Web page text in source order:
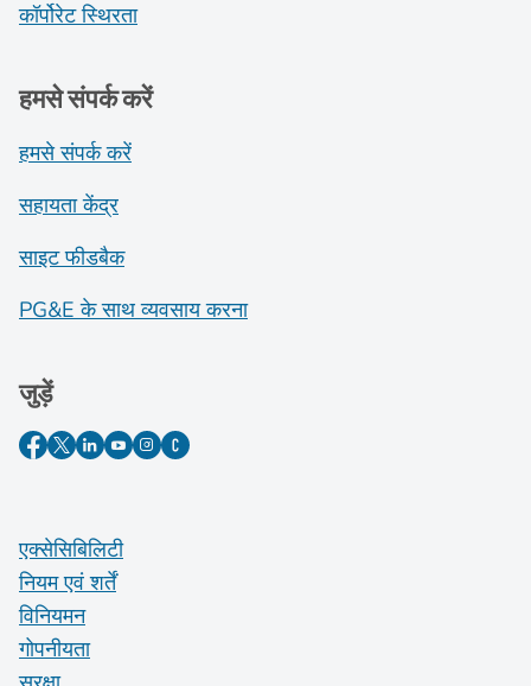
कॉर्पोरेट स्थिरता
हमसे संपर्क करें
हमसे संपर्क करें
सहायता केंद्र
साइट फीडबैक
PG&E के साथ व्यवसाय करना
जुड़ें
एक्सेसिबिलिटी
नियम एवं शर्तें
विनियमन
गोपनीयता